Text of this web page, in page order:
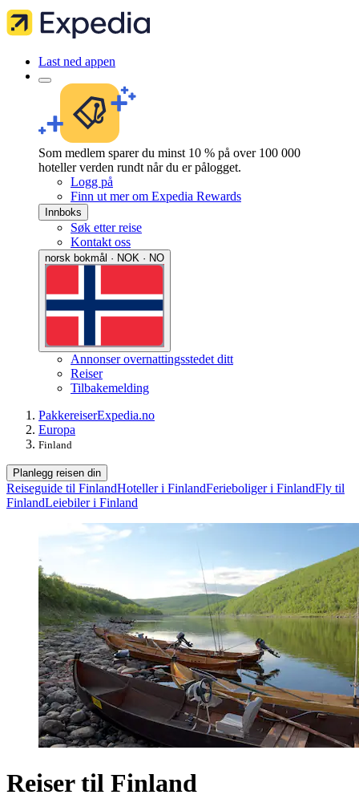
Last ned appen
Som medlem sparer du minst 10 % på over 100 000
hoteller verden rundt når du er pålogget.
Logg på
Finn ut mer om Expedia Rewards
Innboks
Søk etter reise
Kontakt oss
norsk bokmål · NOK · NO
Annonser overnattingsstedet ditt
Reiser
Tilbakemelding
PakkereiserExpedia.no
Europa
Finland
Planlegg reisen din
Reiseguide til FinlandHoteller i FinlandFerieboliger i FinlandFly til
FinlandLeiebiler i Finland
Reiser til Finland